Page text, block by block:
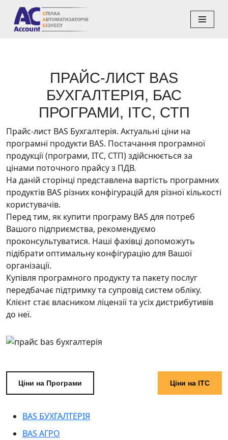
Перейти
ПРАЙС-ЛИСТ BAS
БУХГАЛТЕРІЯ, БАС
ПРОГРАМИ, ІТС, СТП
Прайс-лист BAS Бухгалтерія. Актуальні ціни на
програмні продукти BAS. Постачання програмної
продукції (програми, ІТС, СТП) здійснюється за
цінами поточного прайсу з ПДВ.
На даній сторінці представлена вартість програмних
продуктів BAS різних конфігурацій для різної кількості
користувачів.
Перед тим, як купити програму BAS для потреб
Вашого підприємства, рекомендуємо
проконсультуватися. Наші фахівці допоможуть
підібрати оптимальну конфігурацію для Вашої
організації.
Купівля програмного продукту та пакету послуг
передбачає підтримку та супровід систем обліку.
Клієнт стає власником ліцензії та усіх дистрибутивів
до неї.
Ціни на Програми Ціни на ІТС
BAS БУХГАЛТЕРІЯ
BAS АГРО